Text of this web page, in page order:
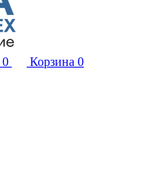
0 Корзина 0